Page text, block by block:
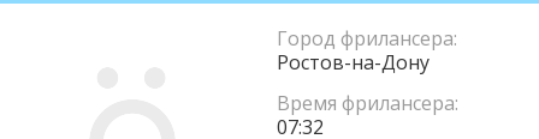
Город фрилансера:
Ростов-на-Дону
Время фрилансера:
07:32